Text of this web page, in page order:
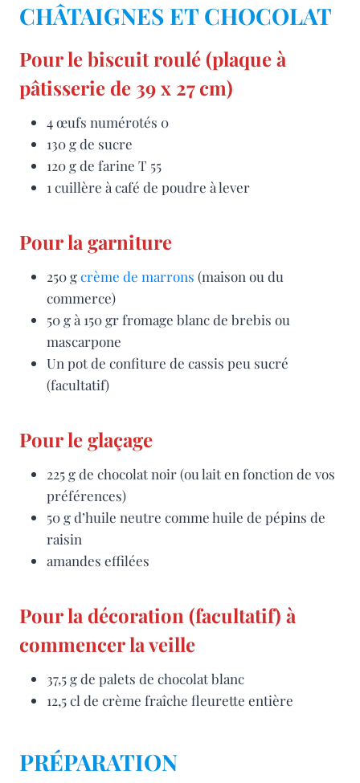
CHÂTAIGNES ET CHOCOLAT
Pour le biscuit roulé (plaque à
pâtisserie de 39 x 27 cm)
4 œufs numérotés 0
130 g de sucre
120 g de farine T 55
1 cuillère à café de poudre à lever
Pour la garniture
250 gcrème de marrons (maison ou du
commerce)
50 g à 150 gr fromage blanc de brebis ou
mascarpone
Un pot de confiture de cassis peu sucré
(facultatif)
Pour le glaçage
225 g de chocolat noir (ou lait en fonction de vos
préférences)
50 g d’huile neutre comme huile de pépins de
raisin
amandes effilées
Pour la décoration (facultatif) à
commencer la veille
37,5 g de palets de chocolat blanc
12,5 cl de crème fraîche fleurette entière
PRÉPARATION